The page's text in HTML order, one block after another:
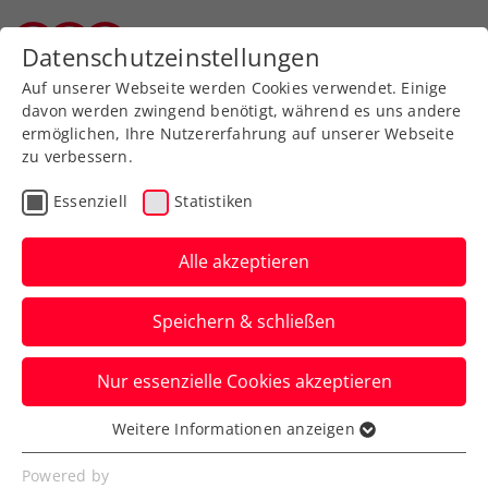
Zurück zur Newsübersicht
Turniere
ATP Peking: Erler/Miedler
lassen Weltklassedoppel
keine Chance
Das ÖTV-Davis-Cup-Doppel bezwingt in
Chinas Hauptstadt glatt das viertbeste
Team der Saison.
Verfasst von: Manuel Wachta, 28.09.2023
Datenschutzeinstellungen
Auf unserer Webseite werden Cookies verwendet. Einige
davon werden zwingend benötigt, während es uns andere
ermöglichen, Ihre Nutzererfahrung auf unserer Webseite
zu verbessern.
Essenziell Statistiken
Alle akzeptieren
Speichern & schließen
Nur essenzielle Cookies akzeptieren
Essenziell
Essenzielle Cookies werden für grundlegende
Weitere Informationen anzeigen
Powered by